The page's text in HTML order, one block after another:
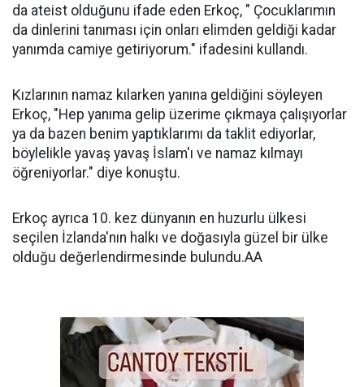
da ateist olduğunu ifade eden Erkoç, " Çocuklarımın
da dinlerini tanıması için onları elimden geldiği kadar
yanımda camiye getiriyorum." ifadesini kullandı.
Kızlarının namaz kılarken yanına geldiğini söyleyen
Erkoç, "Hep yanıma gelip üzerime çıkmaya çalışıyorlar
ya da bazen benim yaptıklarımı da taklit ediyorlar,
böylelikle yavaş yavaş İslam'ı ve namaz kılmayı
öğreniyorlar." diye konuştu.
Erkoç ayrıca 10. kez dünyanın en huzurlu ülkesi
seçilen İzlanda'nın halkı ve doğasıyla güzel bir ülke
olduğu değerlendirmesinde bulundu.AA